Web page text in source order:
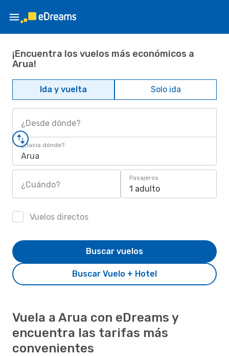
¡Encuentra los vuelos más económicos a
Arua!
Ida y vuelta Solo ida
¿Desde dónde?
¿Hacia dónde?
Arua
¿Cuándo?
Pasajeros
1 adulto
Vuelos directos
Buscar Vuelo + Hotel
Buscar vuelos
Vuela a Arua con eDreams y
encuentra las tarifas más
convenientes